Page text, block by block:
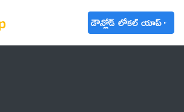
డౌన్లోడ్ లోకల్ యాప్